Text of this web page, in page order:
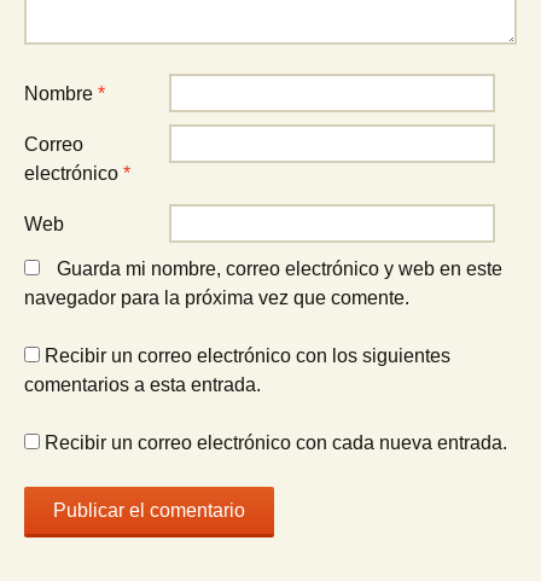
Nombre *
Correo
electrónico *
Web
Guarda mi nombre, correo electrónico y web en este
navegador para la próxima vez que comente.
Recibir un correo electrónico con los siguientes
comentarios a esta entrada.
Recibir un correo electrónico con cada nueva entrada.